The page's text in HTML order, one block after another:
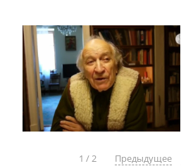
1 /2 Предыдущее